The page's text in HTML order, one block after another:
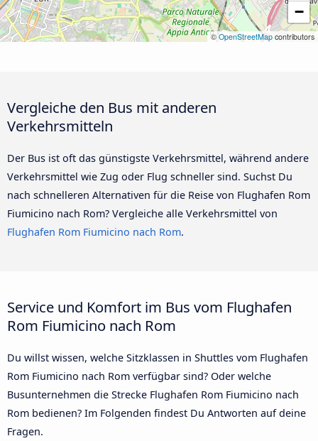
−
©OpenStreetMap contributors
Vergleiche den Bus mit anderen
Verkehrsmitteln
Der Bus ist oft das günstigste Verkehrsmittel, während andere
Verkehrsmittel wie Zug oder Flug schneller sind. Suchst Du
nach schnelleren Alternativen für die Reise von Flughafen Rom
Fiumicino nach Rom? Vergleiche alle Verkehrsmittel von
Flughafen Rom Fiumicino nach Rom.
Service und Komfort im Bus vom Flughafen
Rom Fiumicino nach Rom
Du willst wissen, welche Sitzklassen in Shuttles vom Flughafen
Rom Fiumicino nach Rom verfügbar sind? Oder welche
Busunternehmen die Strecke Flughafen Rom Fiumicino nach
Rom bedienen? Im Folgenden findest Du Antworten auf deine
Fragen.